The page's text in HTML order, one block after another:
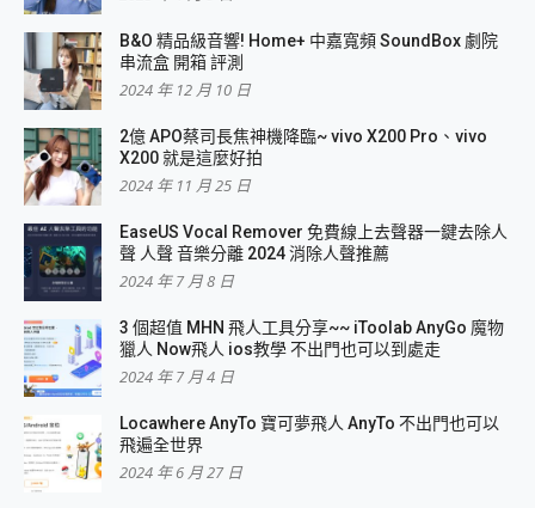
B&O 精品級音響! Home+ 中嘉寬頻 SoundBox 劇院
串流盒 開箱 評測
2024 年 12 月 10 日
2億 APO蔡司長焦神機降臨~ vivo X200 Pro、vivo
X200 就是這麼好拍
2024 年 11 月 25 日
EaseUS Vocal Remover 免費線上去聲器一鍵去除人
聲 人聲 音樂分離 2024 消除人聲推薦
2024 年 7 月 8 日
3 個超值 MHN 飛人工具分享~~ iToolab AnyGo 魔物
獵人 Now飛人 ios教學 不出門也可以到處走
2024 年 7 月 4 日
Locawhere AnyTo 寶可夢飛人 AnyTo 不出門也可以
飛遍全世界
2024 年 6 月 27 日